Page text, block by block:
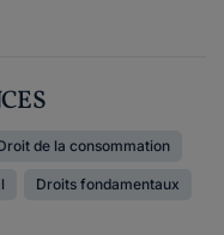
de la consommation
Droits fondamentaux